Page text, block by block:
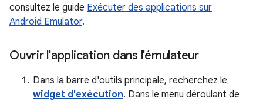
consultez le guide Exécuter des applications sur
Android Emulator.
Ouvrir l'application dans l'émulateur
Dans la barre d'outils principale, recherchez le
widget d'exécution. Dans le menu déroulant de